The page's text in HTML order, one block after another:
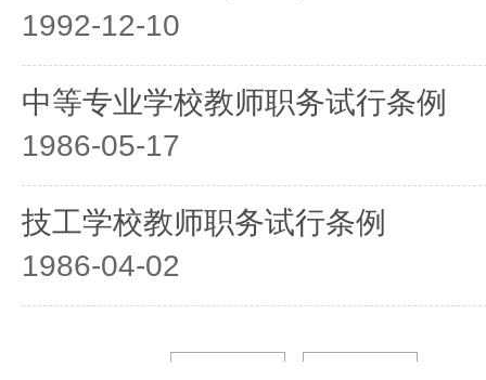
1992-12-10
中等专业学校教师职务试行条例
1986-05-17
技工学校教师职务试行条例
1986-04-02